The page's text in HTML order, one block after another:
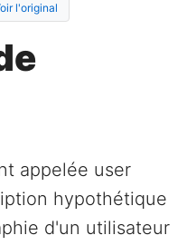
l'original
appelée user
hypothétique
d'un utilisateur